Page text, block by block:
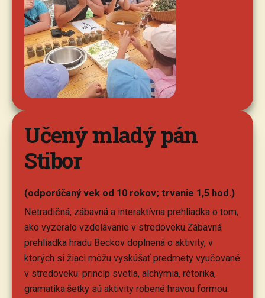
Učený mladý pán
Stibor
(odporúčaný vek od 10 rokov; trvanie 1,5 hod.)
Netradičná, zábavná a interaktívna prehliadka o tom,
ako vyzeralo vzdelávanie v stredoveku.Zábavná
prehliadka hradu Beckov doplnená o aktivity, v
ktorých si žiaci môžu vyskúšať predmety vyučované
v stredoveku: princíp svetla, alchýmia, rétorika,
gramatika.šetky sú aktivity robené hravou formou.